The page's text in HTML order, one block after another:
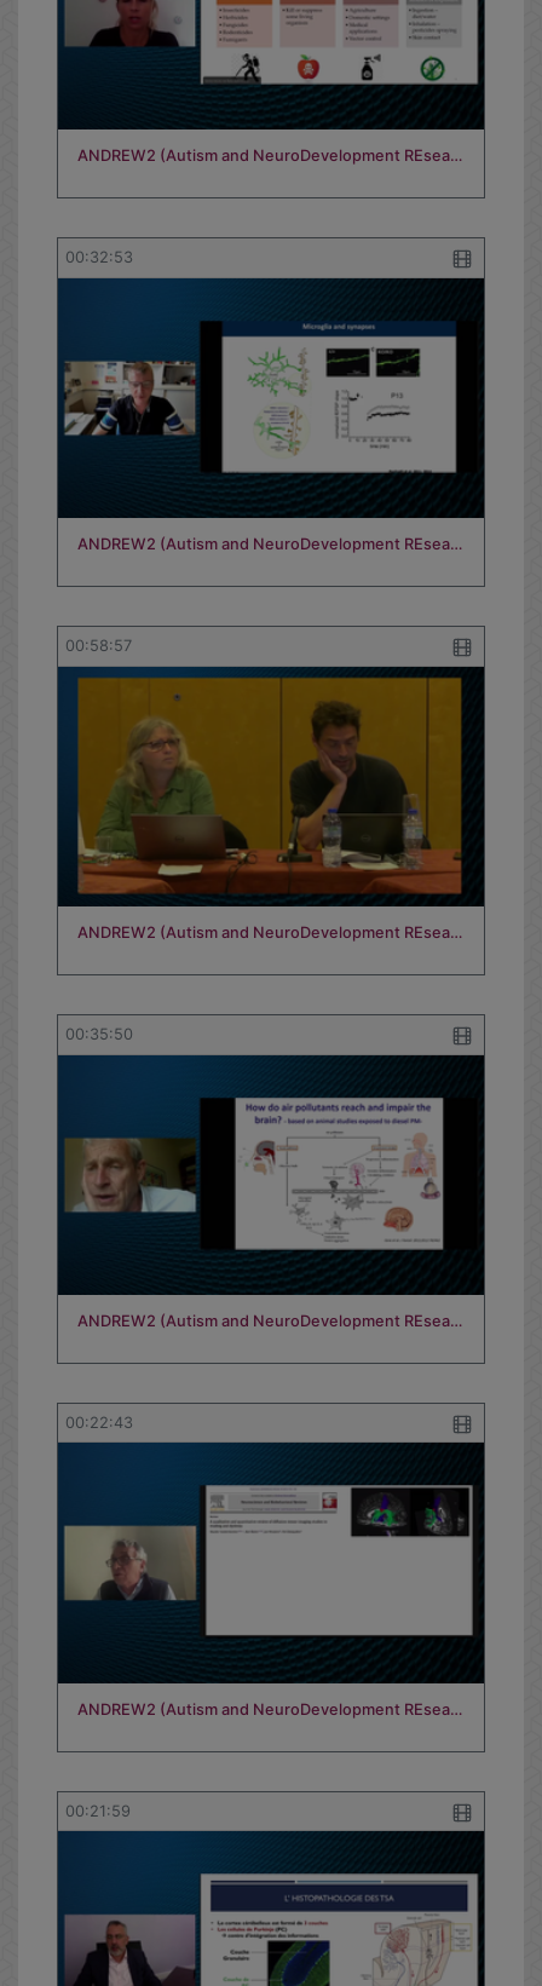
ANDREW2 (Autism and NeuroDevelopment REsea…
00:32:53
ANDREW2 (Autism and NeuroDevelopment REsea…
00:58:57
ANDREW2 (Autism and NeuroDevelopment REsea…
00:35:50
ANDREW2 (Autism and NeuroDevelopment REsea…
00:22:43
ANDREW2 (Autism and NeuroDevelopment REsea…
00:21:59